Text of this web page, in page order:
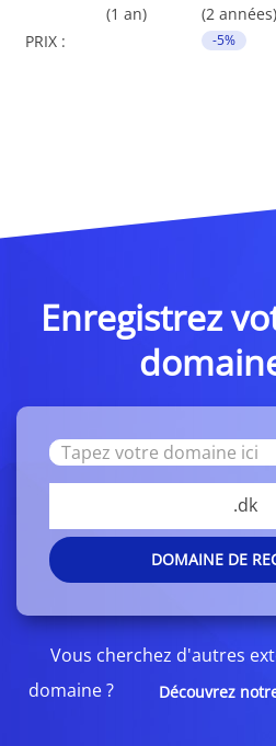
PRIX :
(1 an) (2 années)
-5%
Enregistrez
.dk
DOMAINE DE
Vous cherchez d'autres
domaine ?
Découvrez